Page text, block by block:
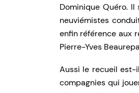
Dominique Quéro.
neuviémistes
enfin référence aux
Pierre-Yves
Aussi le recueil est-
compagnies qui